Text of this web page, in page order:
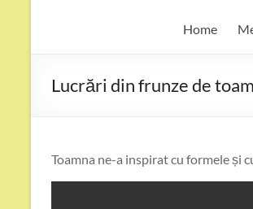
Home
Lucrări din frunze de
Toamna ne-a inspirat cu formele și